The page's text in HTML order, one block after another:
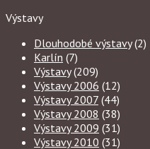
Výstavy
Dlouhodobé výstavy(2)
Karlín (7)
Výstavy(209)
Výstavy 2006 (12)
Výstavy 2007 (44)
Výstavy 2008 (38)
Výstavy 2009 (31)
Výstavy 2010 (31)